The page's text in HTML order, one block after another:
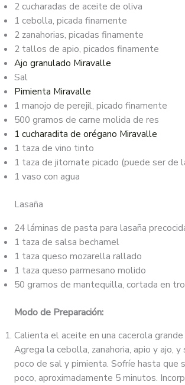
2 cucharadas de aceite de oliva
1 cebolla, picada finamente
2 zanahorias, picadas finamente
2 tallos de apio, picados finamente
Ajo granulado Miravalle
Sal
Pimienta Miravalle
1 manojo de perejil, picado finamente
500 gramos de carne molida de res
1 cucharadita de orégano Miravalle
1 taza de vino tinto
1 taza de jitomate picado (puede ser de
1 vaso con agua
Lasaña
24 láminas de pasta para lasaña
1 taza de salsa bechamel
1 taza queso mozarella rallado
1 taza queso parmesano molido
50 gramos de mantequilla, cortada en
Modo de Preparación:
Calienta el aceite en una cacerola
Agrega la cebolla, zanahoria, apio y ajo, y
poco de sal y pimienta. Sofríe hasta que
poco, aproximadamente 5 minutos.